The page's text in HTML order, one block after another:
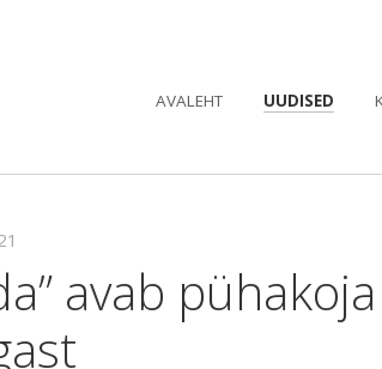
AVALEHT UUDISED
avab